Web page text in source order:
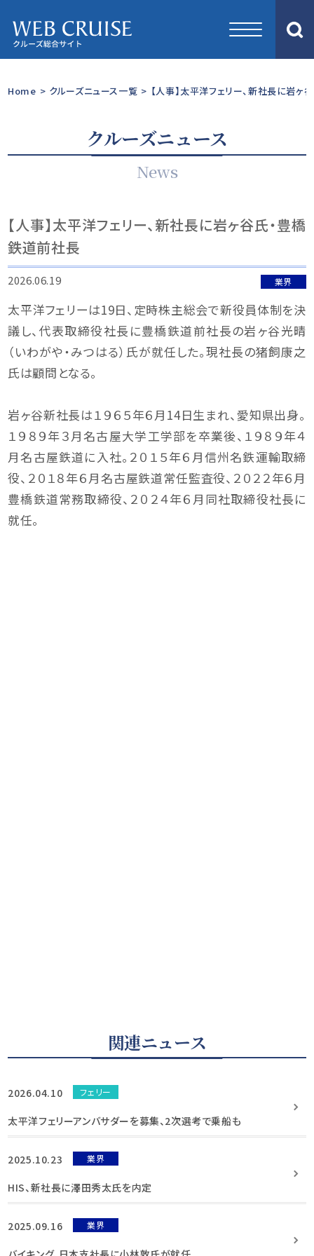
Home > クルーズニュース一覧 > 【人事】太平洋フェリー、新社長に岩ヶ
クルーズニュース
News
【人事】太平洋フェリー、新社長に岩ヶ谷氏・豊橋
鉄道前社長
2026.06.19 業界
太平洋フェリーは19日、定時株主総会で新役員体制を決
議し、代表取締役社長に豊橋鉄道前社長の岩ヶ谷光晴
（いわがや・みつはる）氏が就任した。現社長の猪飼康之
氏は顧問となる。
岩ヶ谷新社長は１９６５年６月14日生まれ、愛知県出身。
１９８９年３月名古屋大学工学部を卒業後、１９８９年４
月名古屋鉄道に入社。２０１５年６月信州名鉄運輸取締
役、２０１８年６月名古屋鉄道常任監査役、２０２２年６月
豊橋鉄道常務取締役、２０２４年６月同社取締役社長に
就任。
関連ニュース
2026.04.10 フェリー
太平洋フェリーアンバサダーを募集、2次選考で乗船も
2025.10.23 業界
HIS、新社長に澤田秀太氏を内定
2025.09.16 業界